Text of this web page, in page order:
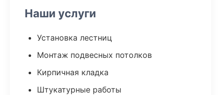
Наши услуги
Установка лестниц
Монтаж подвесных потолков
Кирпичная кладка
Штукатурные работы